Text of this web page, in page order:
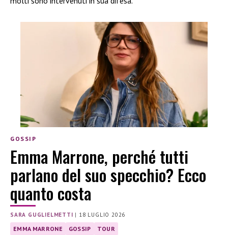
GOSSIP
Emma Marrone, perché tutti
parlano del suo specchio? Ecco
quanto costa
SARA GUGLIELMETTI | 18 LUGLIO 2026
EMMA MARRONE GOSSIP TOUR